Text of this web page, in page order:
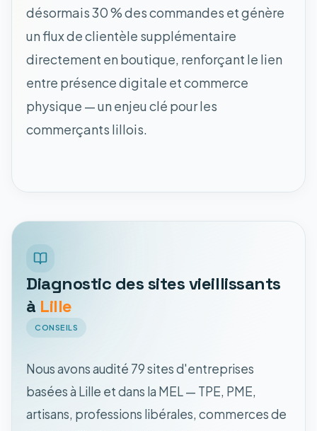
désormais 30 % des commandes et génère
un flux de clientèle supplémentaire
directement en boutique, renforçant le lien
entre présence digitale et commerce
physique — un enjeu clé pour les
commerçants lillois.
Diagnostic des sites vieillissants
à Lille
CONSEILS
Nous avons audité 79 sites d'entreprises
basées à Lille et dans la MEL — TPE, PME,
artisans, professions libérales, commerces de